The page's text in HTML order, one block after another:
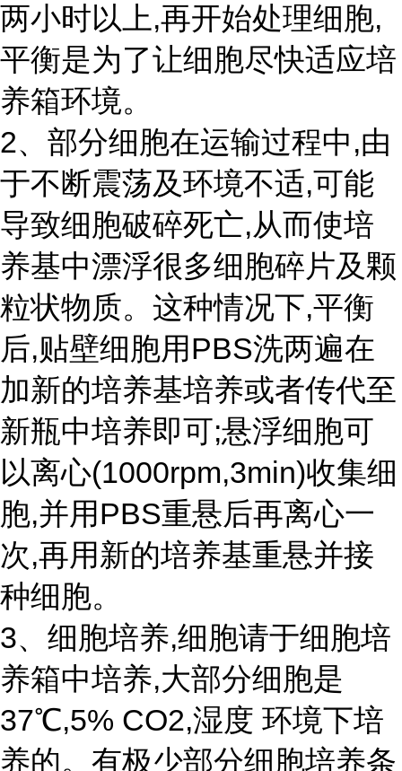
两小时以上,再开始处理细胞,
平衡是为了让细胞尽快适应培
养箱环境。
2、部分细胞在运输过程中,由
于不断震荡及环境不适,可能
导致细胞破碎死亡,从而使培
养基中漂浮很多细胞碎片及颗
粒状物质。这种情况下,平衡
后,贴壁细胞用PBS洗两遍在
加新的培养基培养或者传代至
新瓶中培养即可;悬浮细胞可
以离心(1000rpm,3min)收集细
胞,并用PBS重悬后再离心一
次,再用新的培养基重悬并接
种细胞。
3、细胞培养,细胞请于细胞培
养箱中培养,大部分细胞是
37℃,5% CO2,湿度 环境下培
养的。有极少部分细胞培养条